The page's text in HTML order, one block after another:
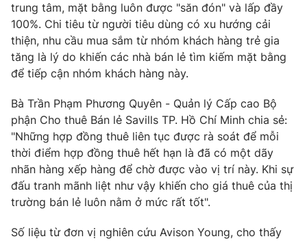
VTV9 VTV8
Liên hệ tòa soạn English
THỜI BÁO VTV
Theo dõi báo trên
trung tâm, mặt bằng luôn được "săn đón" và lấp đầy
100%. Chi tiêu từ người tiêu dùng có xu hướng cải
thiện, nhu cầu mua sắm từ nhóm khách hàng trẻ gia
tăng là lý do khiến các nhà bán lẻ tìm kiếm mặt bằng
để tiếp cận nhóm khách hàng này.
Bà Trần Phạm Phương Quyên - Quản lý Cấp cao Bộ
phận Cho thuê Bán lẻ Savills TP. Hồ Chí Minh chia sẻ:
"Những hợp đồng thuê liên tục được rà soát để mỗi
thời điểm hợp đồng thuê hết hạn là đã có một dãy
nhãn hàng xếp hàng để chờ được vào vị trí này. Khi sự
đấu tranh mãnh liệt như vậy khiến cho giá thuê của thị
trường bán lẻ luôn nằm ở mức rất tốt".
Số liệu từ đơn vị nghiên cứu Avison Young, cho thấy